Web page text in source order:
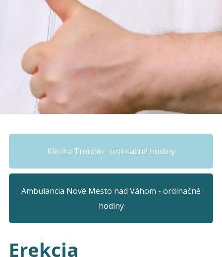
Klinika Trenčín - ordinačné hodiny
Ambulancia Nové Mesto nad Váhom - ordinačné
hodiny
Erekcia